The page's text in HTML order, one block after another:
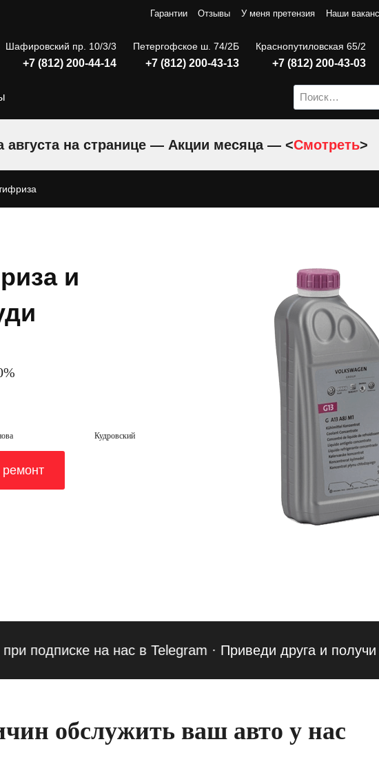
Гарантии Отзывы У меня претензия Наши
Шафировский пр. 10/3/3
+7 (812) 200-44-14
Петергофское ш. 74/2Б
+7 (812) 200-43-13
Краснопутиловская 65/2
+7 (812) 200-43-03
Найти:
августа на странице — Акции месяца — <Смотреть>
и
Кудровский
ремонт
на нас в Telegram· Приведи друга и получи
обслужить ваш авто у нас